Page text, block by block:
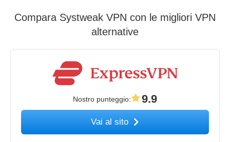
Compara Systweak VPN con le migliori VPN
alternative
Nostro punteggio: 9.9
Vai al sito